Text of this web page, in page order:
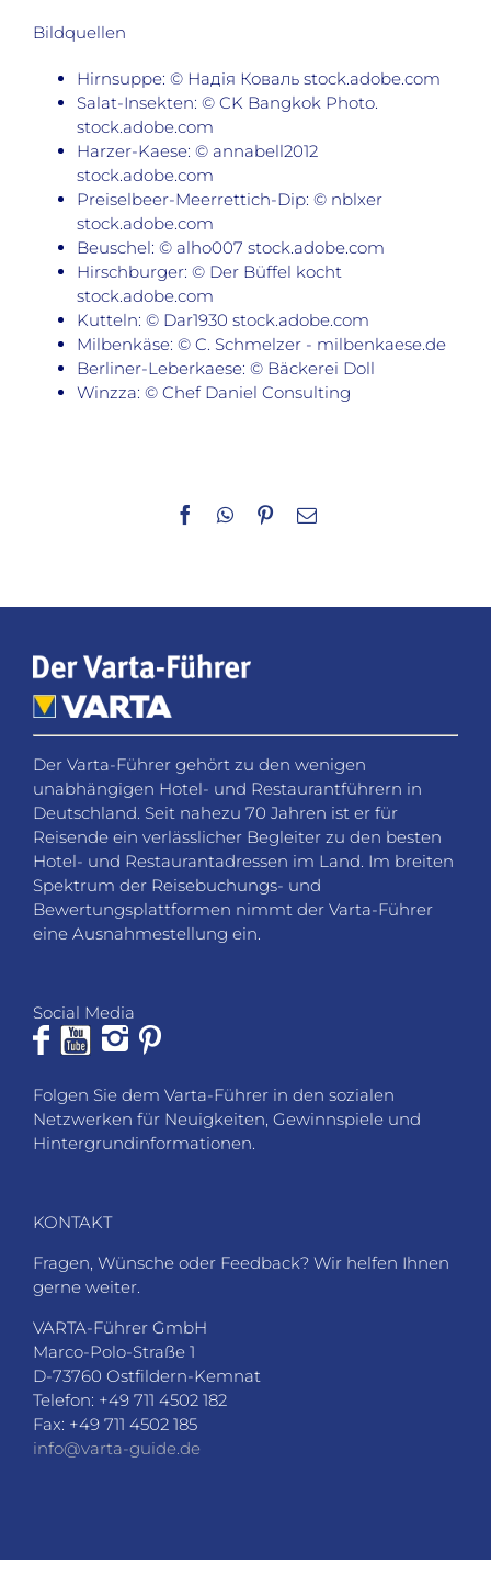
Bildquellen
Hirnsuppe: © Надія Коваль stock.adobe.com
Salat-Insekten: © CK Bangkok Photo.
stock.adobe.com
Harzer-Kaese: © annabell2012
stock.adobe.com
Preiselbeer-Meerrettich-Dip: © nblxer
stock.adobe.com
Beuschel: © alho007 stock.adobe.com
Hirschburger: © Der Büffel kocht
stock.adobe.com
Kutteln: © Dar1930 stock.adobe.com
Milbenkäse: © C. Schmelzer - milbenkaese.de
Berliner-Leberkaese: © Bäckerei Doll
Winzza: © Chef Daniel Consulting
Facebook
WhatsApp
Pinterest
E-
Der Varta-Führer gehört zu den wenigen
unabhängigen Hotel- und Restaurantführern in
Deutschland. Seit nahezu 70 Jahren ist er für
Reisende ein verlässlicher Begleiter zu den besten
Hotel- und Restaurantadressen im Land. Im breiten
Spektrum der Reisebuchungs- und
Bewertungsplattformen nimmt der Varta-Führer
eine Ausnahmestellung ein.
Social Media
Folgen Sie dem Varta-Führer in den sozialen
Netzwerken für Neuigkeiten, Gewinnspiele und
Hintergrundinformationen.
KONTAKT
Fragen, Wünsche oder Feedback? Wir helfen Ihnen
gerne weiter.
VARTA-Führer GmbH
Marco-Polo-Straße 1
D-73760 Ostfildern-Kemnat
Telefon: +49 711 4502 182
Fax: +49 711 4502 185
info@varta-guide.de